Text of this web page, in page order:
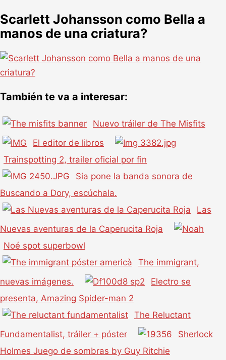
Scarlett Johansson como Bella a
manos de una criatura?
También te va a interesar:
Nuevo tráiler de The Misfits
El editor de libros
Trainspotting 2, trailer oficial por fin
Sia pone la banda sonora de
Buscando a Dory, escúchala.
Las
Nuevas aventuras de la Caperucita Roja
Noé spot superbowl
The immigrant,
nuevas imágenes.
Electro se
presenta, Amazing Spider-man 2
The Reluctant
Fundamentalist, tráiler + póster
Sherlock
Holmes Juego de sombras by Guy Ritchie